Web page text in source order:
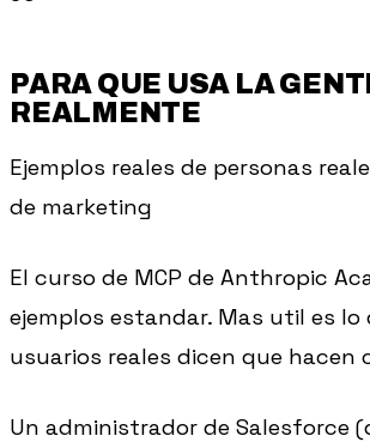
PARA QUE USA LA
REALMENTE
Ejemplos reales de personas
de marketing
El curso de MCP de Anthropic
ejemplos estandar. Mas util es lo
usuarios reales dicen que hacen
Un administrador de Salesforce